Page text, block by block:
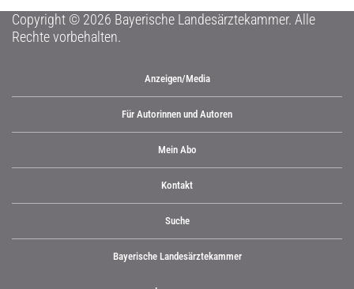
Copyright © 2026 Bayerische Landesärztekammer. Alle
Rechte vorbehalten.
Anzeigen/Media
Für Autorinnen und Autoren
Mein Abo
Kontakt
Suche
Bayerische Landesärztekammer